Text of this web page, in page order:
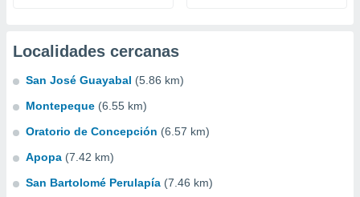
Localidades cercanas
San José Guayabal (5.86 km)
Montepeque (6.55 km)
Oratorio de Concepción (6.57 km)
Apopa (7.42 km)
San Bartolomé Perulapía (7.46 km)